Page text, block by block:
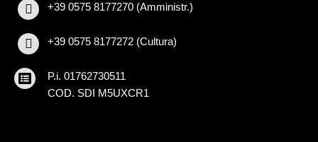
+39 0575 8177270 (Amministr.)
+39 0575 8177272 (Cultura)
P.i. 01762730511
COD. SDI M5UXCR1